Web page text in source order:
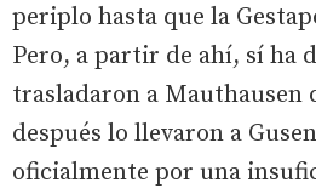
periplo hasta que la
Pero, a partir de ahí, sí ha
trasladaron a Mauthausen
después lo llevaron a
oficialmente por una